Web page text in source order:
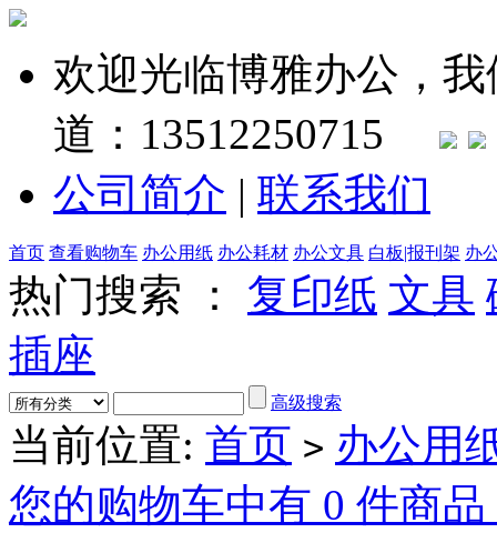
欢迎光临博雅办公，
道：13512250715
公司简介 | 联系我们
首页 查看购物车 办公用纸 办公耗材 办公文具 白板|报刊架 办
热门搜索 ： 复印纸 文具
插座
高级搜索
当前位置: 首页 > 办公用
您的购物车中有 0 件商